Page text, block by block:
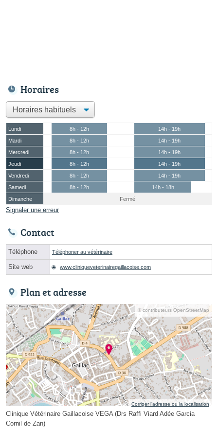
Horaires
Lundi 8h - 12h
14h - 19h
Mardi
8h - 12h
14h - 19h
Mercredi
8h - 12h
14h - 19h
Jeudi
8h - 12h
14h - 19h
Vendredi
8h - 12h
14h - 19h
Samedi
8h - 12h
14h - 18h
Dimanche
Fermé
Signaler une erreur
Contact
Téléphone Téléphoner au vétérinaire
Site web www.cliniqueveterinairegaillacoise.com
Plan et adresse
© contributeurs OpenStreetMap
Corriger l’adresse ou la localisation
Clinique Vétérinaire Gaillacoise VEGA (Drs Raffi Viard Adée Garcia
Cornil de Zan)